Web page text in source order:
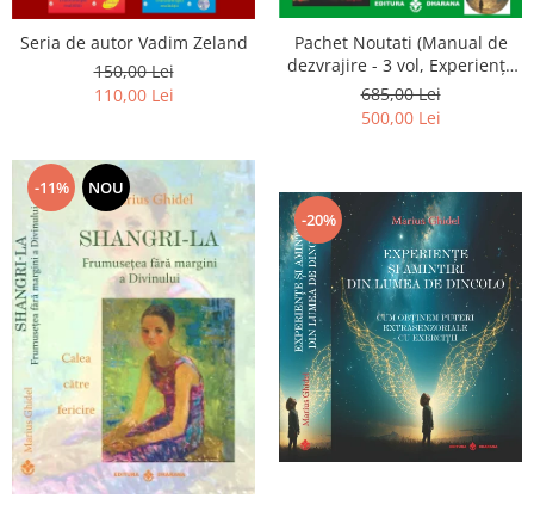
Seria de autor Vadim Zeland
150,00 Lei
110,00 Lei
Pachet Noutati (Manual de
dezvrajire - 3 vol, Experiențe
și amintiri, Rugăciunile
Luceafarului de dimineata) -
Marius Ghidel
685,00 Lei
500,00 Lei
-11% NOU
-20%